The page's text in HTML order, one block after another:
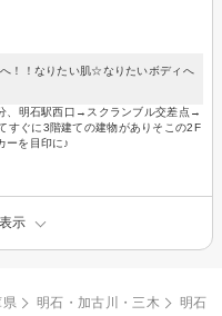
！！なりたい肌☆なりたいボディへ
、明石駅西口→スクランブル交差点→
すぐに3階建ての建物がありそこの2F
ーを目印に♪
示
明石・加古川・三木
明石